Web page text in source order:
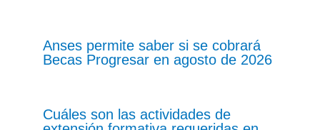
Anses permite saber si se cobrará
Becas Progresar en agosto de 2026
Cuáles son las actividades de